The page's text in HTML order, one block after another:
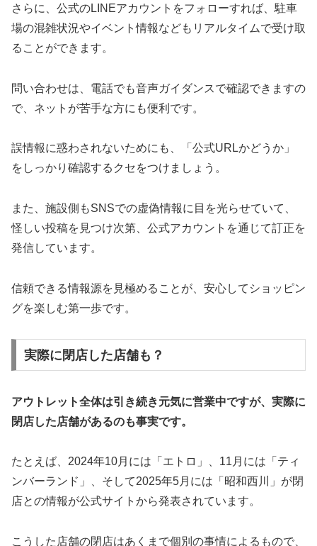
さらに、公式のLINEアカウントをフォローすれば、駐車
場の混雑状況やイベント情報などもリアルタイムで受け取
ることができます。
問い合わせは、電話でも音声ガイダンスで確認できますの
で、ネットが苦手な方にも便利です。
誤情報に惑わされないためにも、「公式URLかどうか」
をしっかり確認するクセをつけましょう。
また、施設側もSNSでの虚偽情報に目を光らせていて、
怪しい投稿を見つけ次第、公式アカウントを通じて訂正を
発信しています。
信頼できる情報源を見極めることが、安心してショッピン
グを楽しむ第一歩です。
実際に閉店した店舗も？
アウトレット全体は引き続き元気に営業中ですが、実際に
閉店した店舗があるのも事実です。
たとえば、2024年10月には「エトロ」、11月には「ティ
ンバーランド」、そして2025年5月には「昭和西川」が閉
店との情報が公式サイトから発表されています。
こうした店舗の閉店はあくまで個別の事情によるもので、